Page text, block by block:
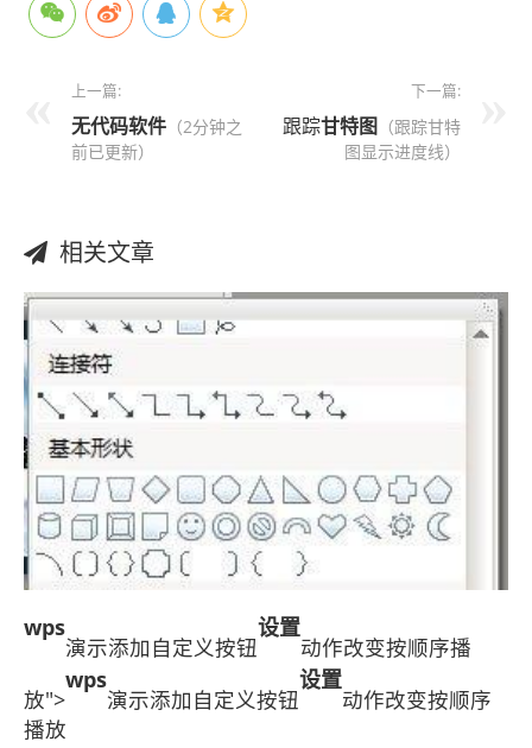
上一篇:
无代码软件 （2分钟之
前已更新）
下一篇:
跟踪甘特图 （跟踪甘特
图显示进度线）
相关文章
wps
演示添加自定义按钮
设置
动作改变按顺序播
放">
wps
演示添加自定义按钮
设置
动作改变按顺序
播放